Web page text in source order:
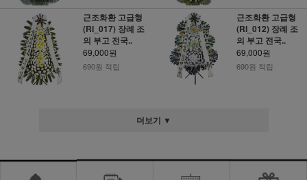
근조화환 고급형
(RI_017) 장례 조
의 부고 전국..
69,000원
690원 적립
근조화환 고급형
(RI_012) 장례 조
의 부고 전국..
69,000원
690원 적립
더보기 ▼